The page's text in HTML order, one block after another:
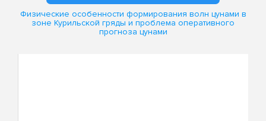
Физические особенности формирования волн цунами в
зоне Курильской гряды и проблема оперативного
прогноза цунами